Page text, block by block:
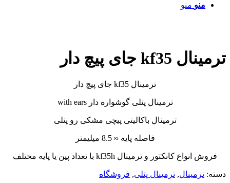
منو منو
ترمینال kf35 جای پیچ دار
ترمینال kf35 جای پیچ دار
ترمینال پنلی گوشواره دار with ears
ترمینال باکالیتی پیچی مشکی رو پنلی
فاصله پایه ≈ 8.5 میلیمتر
فروش انواع کانکتور و ترمینال kf35h با تعداد پین یا پایه مختلف
دسته: ترمینال, ترمینال پنلی, فروشگاه